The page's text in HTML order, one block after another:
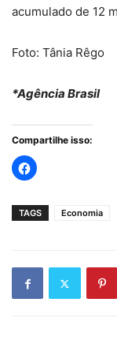
acumulado de 12
Foto: Tânia Rêgo
*Agência Brasil
Compartilhe isso:
TAGS Economia